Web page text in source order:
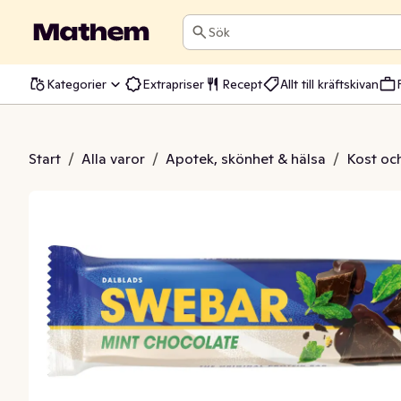
Sök
Kategorier Extrapriser Recept Allt till kräftskivan
Start / Alla varor / Apotek, skönhet & hälsa / Kost
Mintchoklad